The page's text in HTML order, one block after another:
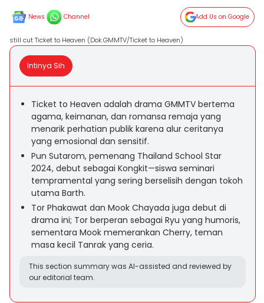
News Channel Add Us on Google
still cut Ticket to Heaven (Dok.GMMTV/Ticket to Heaven)
Intinya Sih
Ticket to Heaven adalah drama GMMTV bertema
agama, keimanan, dan romansa remaja yang
menarik perhatian publik karena alur ceritanya
yang emosional dan sensitif.
Pun Sutarom, pemenang Thailand School Star
2024, debut sebagai Kongkit—siswa seminari
tempramental yang sering berselisih dengan tokoh
utama Barth.
Tor Phakawat dan Mook Chayada juga debut di
drama ini; Tor berperan sebagai Ryu yang humoris,
sementara Mook memerankan Cherry, teman
masa kecil Tanrak yang ceria.
This section summary was AI-assisted and reviewed by
our editorial team.